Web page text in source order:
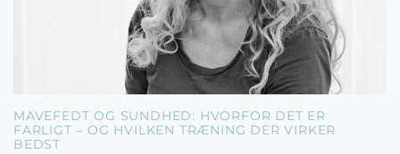
MAVEFEDT OG SUNDHED: HVORFOR DET ER
FARLIGT – OG HVILKEN TRÆNING DER VIRKER
BEDST